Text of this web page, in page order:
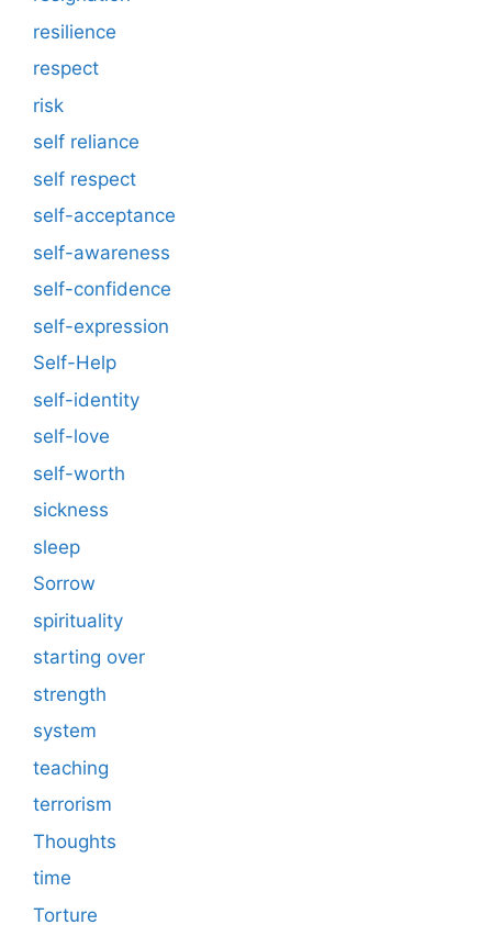
resilience
respect
risk
self reliance
self respect
self-acceptance
self-awareness
self-confidence
self-expression
Self-Help
self-identity
self-love
self-worth
sickness
sleep
Sorrow
spirituality
starting over
strength
system
teaching
terrorism
Thoughts
time
Torture